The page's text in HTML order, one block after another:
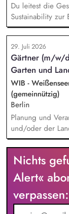
Du leitest die
Sustainability zur
Entwicklung von
mit einem
dieses
Zu Deinen
Frühzeitige
strategischen
Netzwerken,
Projekten.
29. Juli 2026
Gärtner (m/w/
Garten und
WIB -
(gemeinnützig)
Berlin
Planung und
und/oder der
Berlin-Malchow,
fachliche
und
zweckmäßigen
Einhaltung von
Nichts
Alert«
verpassen: